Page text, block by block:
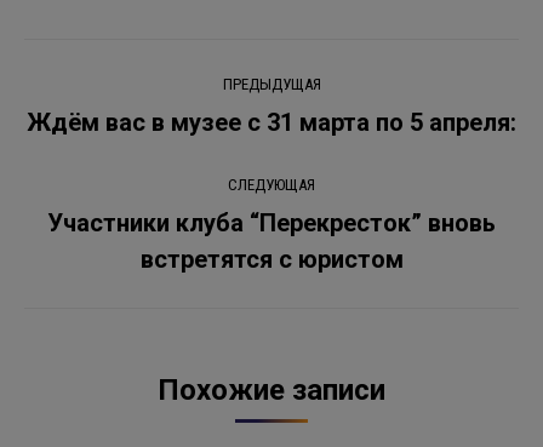
Навигация
по
ПРЕДЫДУЩАЯ
Предыдущая
Ждём вас в музее с 31 марта по 5 апреля:
СЛЕДУЮЩАЯ
Следующая
запись:
Участники клуба “Перекресток” вновь
встретятся с юристом
Похожие записи